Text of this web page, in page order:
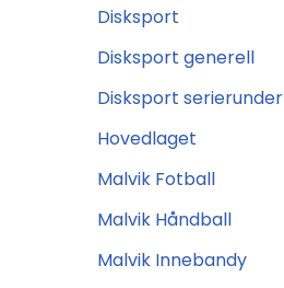
Disksport
Disksport generell
Disksport serierunder
Hovedlaget
Malvik Fotball
Malvik Håndball
Malvik Innebandy